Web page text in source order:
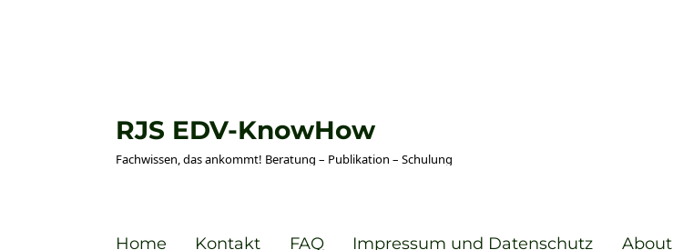
RJS EDV-KnowHow
Fachwissen, das ankommt! Beratung – Publikation – Schulung
Home Kontakt FAQ Impressum und Datenschutz About